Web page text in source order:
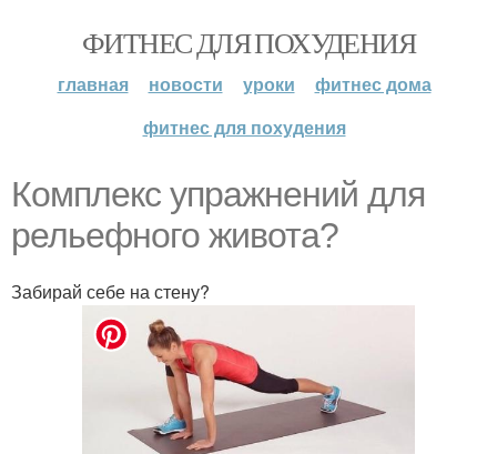
ФИТНЕС ДЛЯ ПОХУДЕНИЯ
главная новости уроки
фитнес дома
фитнес для похудения
Комплекс упражнений для
рельефного живота?
Забирай себе на стену?